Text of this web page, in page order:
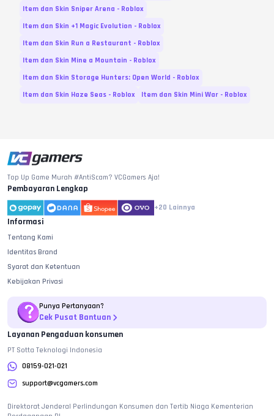
Item dan Skin Sniper Arena - Roblox
Item dan Skin +1 Magic Evolution - Roblox
Item dan Skin Run a Restaurant - Roblox
Item dan Skin Mine a Mountain - Roblox
Item dan Skin Storage Hunters: Open World - Roblox
Item dan Skin Haze Seas - Roblox
Item dan Skin Mini War - Roblox
Top Up Game Murah #AntiScam? VCGamers Aja!
Pembayaran Lengkap
+20 Lainnya
Informasi
Tentang Kami
Identitas Brand
Syarat dan Ketentuan
Kebijakan Privasi
Punya Pertanyaan?
Cek Pusat Bantuan
Layanan Pengaduan konsumen
PT Sotta Teknologi Indonesia
08159-021-021
support@vcgamers.com
Direktorat Jenderal Perlindungan Konsumen dan Tertib Niaga Kementerian